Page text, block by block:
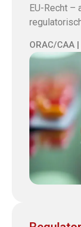
EU-Recht –
ORAC/CAA